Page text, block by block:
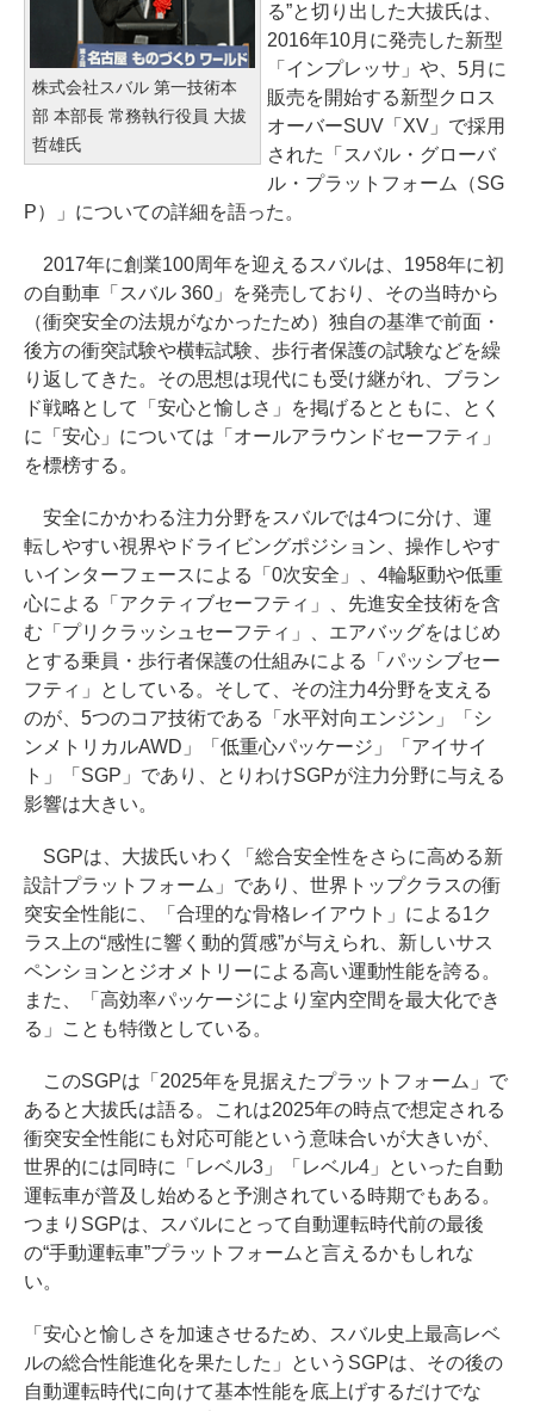
株式会社スバル 第一技術本
部 本部長 常務執行役員 大拔
哲雄氏
る”と切り出した大拔氏は、
2016年10月に発売した新型
「インプレッサ」や、5月に
販売を開始する新型クロス
オーバーSUV「XV」で採用
された「スバル・グローバ
ル・プラットフォーム（SG
P）」についての詳細を語った。
2017年に創業100周年を迎えるスバルは、1958年に初
の自動車「スバル 360」を発売しており、その当時から
（衝突安全の法規がなかったため）独自の基準で前面・
後方の衝突試験や横転試験、歩行者保護の試験などを繰
り返してきた。その思想は現代にも受け継がれ、ブラン
ド戦略として「安心と愉しさ」を掲げるとともに、とく
に「安心」については「オールアラウンドセーフティ」
を標榜する。
安全にかかわる注力分野をスバルでは4つに分け、運
転しやすい視界やドライビングポジション、操作しやす
いインターフェースによる「0次安全」、4輪駆動や低重
心による「アクティブセーフティ」、先進安全技術を含
む「プリクラッシュセーフティ」、エアバッグをはじめ
とする乗員・歩行者保護の仕組みによる「パッシブセー
フティ」としている。そして、その注力4分野を支える
のが、5つのコア技術である「水平対向エンジン」「シ
ンメトリカルAWD」「低重心パッケージ」「アイサイ
ト」「SGP」であり、とりわけSGPが注力分野に与える
影響は大きい。
SGPは、大拔氏いわく「総合安全性をさらに高める新
設計プラットフォーム」であり、世界トップクラスの衝
突安全性能に、「合理的な骨格レイアウト」による1ク
ラス上の“感性に響く動的質感”が与えられ、新しいサス
ペンションとジオメトリーによる高い運動性能を誇る。
また、「高効率パッケージにより室内空間を最大化でき
る」ことも特徴としている。
このSGPは「2025年を見据えたプラットフォーム」で
あると大拔氏は語る。これは2025年の時点で想定される
衝突安全性能にも対応可能という意味合いが大きいが、
世界的には同時に「レベル3」「レベル4」といった自動
運転車が普及し始めると予測されている時期でもある。
つまりSGPは、スバルにとって自動運転時代前の最後
の“手動運転車”プラットフォームと言えるかもしれな
い。
「安心と愉しさを加速させるため、スバル史上最高レベ
ルの総合性能進化を果たした」というSGPは、その後の
自動運転時代に向けて基本性能を底上げするだけでな